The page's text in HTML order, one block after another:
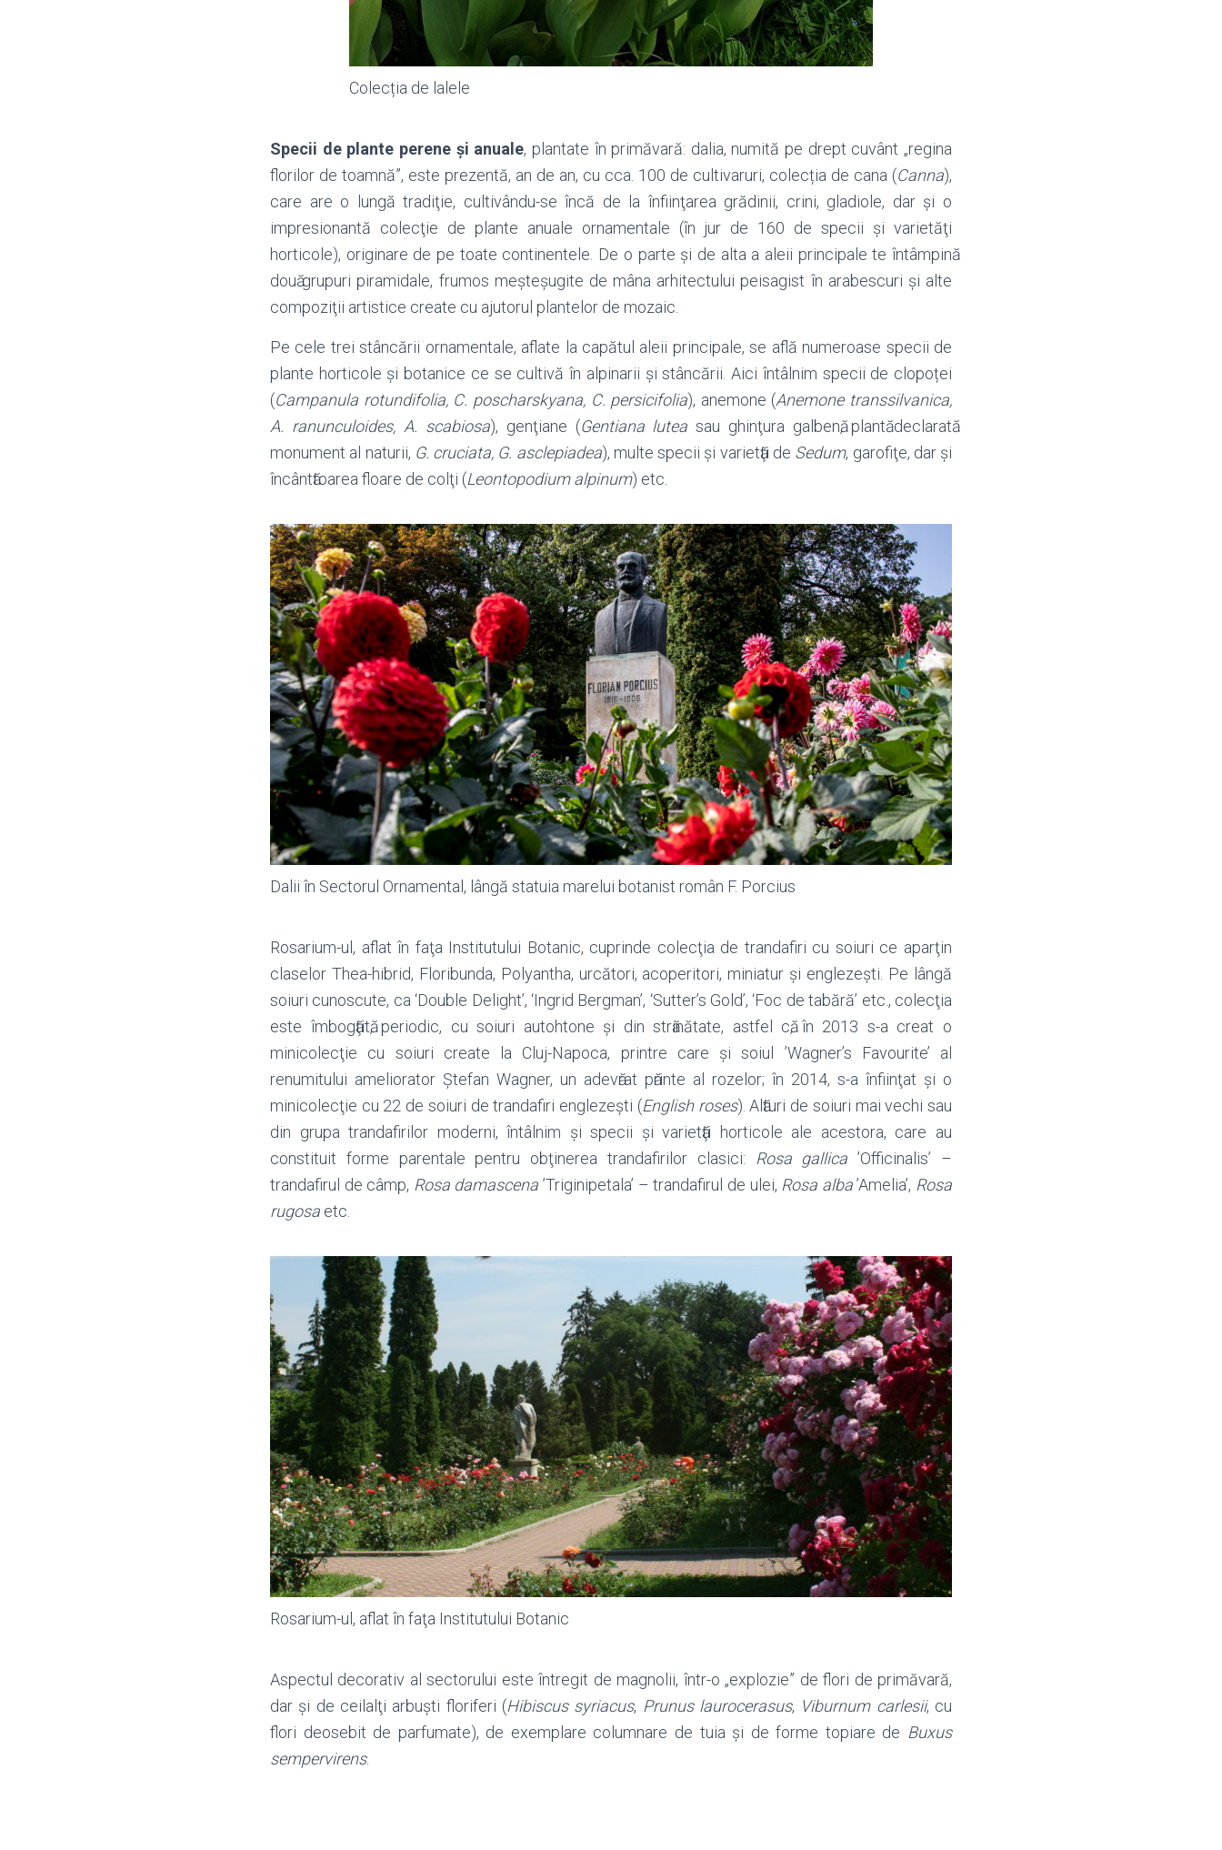
Colecția de lalele
Specii de plante perene şi anuale, plantate în primăvară: dalia, numită pe drept cuvânt„regina
florilor de toamnă”, este prezentă, an de an, cu cca. 100 de cultivaruri, colecția de cana (Canna),
care are o lungă tradiţie, cultivându-se încă de la înfiinţarea grădinii, crini, gladiole, dar şi o
impresionantă colecţie de plante anuale ornamentale (în jur de 160 de specii şi varietăţi
horticole), originare de pe toate continentele. De o parte și de alta a aleii principale te întâmpinӑ
douӑ grupuri piramidale, frumos meșteșugite de mâna arhitectului peisagist în arabescuri și alte
compoziţii artistice create cu ajutorul plantelor de mozaic.
Pe cele trei stâncării ornamentale, aflate la capătul aleii principale, se află numeroase specii de
plante horticole şi botanice ce se cultivă în alpinarii şi stâncării. Aici întâlnim specii de clopoței
(Campanula rotundifolia, C. poscharskyana, C. persicifolia), anemone (Anemone transsilvanica,
A. ranunculoides, A. scabiosa), genţiane (Gentiana lutea sau ghinţura galbenӑ, plantӑ declaratӑ
monument al naturii, G. cruciata, G. asclepiadea), multe specii și varietӑţi de Sedum, garofiţe, dar și
încântӑtoarea floare de colţi (Leontopodium alpinum) etc.
Dalii în Sectorul Ornamental, lângă statuia marelui botanist român F. Porcius
Rosarium-ul, aflat în faţa Institutului Botanic, cuprinde colecţia de trandafiri cu soiuri ce aparţin
claselor Thea-hibrid, Floribunda, Polyantha, urcători, acoperitori, miniatur şi englezeşti. Pe lângă
soiuri cunoscute, ca ‘Double Delight’, ‘Ingrid Bergman’, ‘Sutter’s Gold’, ‘Foc de tabără’ etc., colecţia
este îmbogӑţitӑ, periodic, cu soiuri autohtone și din strӑinătate, astfel cӑ, în 2013 s-a creat o
minicolecţie cu soiuri create la Cluj-Napoca, printre care și soiul ’Wagner’s Favourite’ al
renumitului ameliorator Ștefan Wagner, un adevӑrat pӑrinte al rozelor; în 2014, s-a înfiinţat şi o
minicolecţie cu 22 de soiuri de trandafiri englezeşti (English roses). Alӑturi de soiuri mai vechi sau
din grupa trandafirilor moderni, întâlnim și specii și varietӑţi horticole ale acestora, care au
constituit forme parentale pentru obţinerea trandafirilor clasici: Rosa gallica ’Officinalis’ –
trandafirul de câmp, Rosa damascena ’Triginipetala’ – trandafirul de ulei, Rosa alba’Amelia’, Rosa
rugosa etc.
Rosarium-ul, aflat în faţa Institutului Botanic
Aspectul decorativ al sectorului este întregit de magnolii, într-o„explozie” de flori de primăvară,
dar şi de ceilalţi arbuşti floriferi (Hibiscus syriacus, Prunus laurocerasus, Viburnum carlesii, cu
flori deosebit de parfumate), de exemplare columnare de tuia şi de forme topiare de Buxus
sempervirens.